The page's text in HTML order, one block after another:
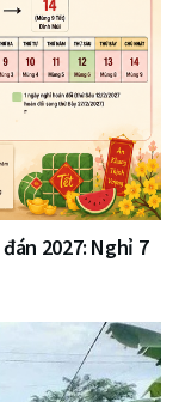
2027: Nghỉ 7